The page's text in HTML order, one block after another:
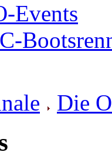
Events
Die